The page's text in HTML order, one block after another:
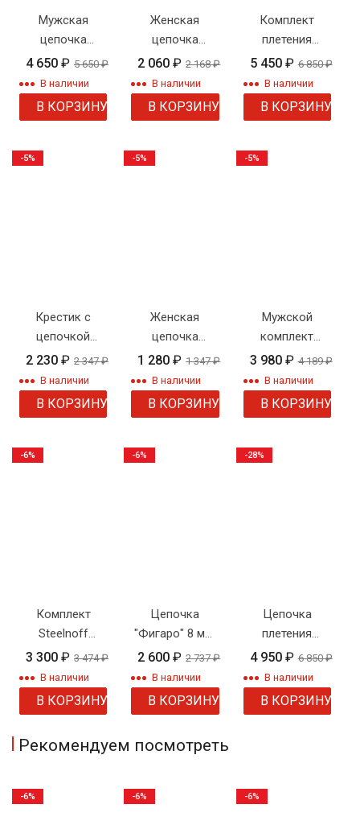
Мужская
цепочка
плетения
"Объемная
восьмерка"
4 650 ₽ 5 650₽
В наличии
В КОРЗИНУ
Женская
цепочка
"Колосок
модерн"
2 060₽ 2 168₽
В наличии
В КОРЗИНУ
Комплект
плетения
"Бисмарк" №6
5 450 ₽ 6 850₽
В наличии
В КОРЗИНУ
Крестик с
цепочкой
плетения
"Веревка"
2 230 ₽ 2 347₽
В наличии
В КОРЗИНУ
-5%
Женская
цепочка
плетения
"Серпантин"
1 280₽ 1 347₽
В наличии
В КОРЗИНУ
-5%
Мужской
комплект
плетение
якорное
двойное
3 980 ₽ 4 189₽
В наличии
В КОРЗИНУ
-5%
Комплект
Steelnoff
"Византия"
3 300 ₽ 3 474₽
В наличии
В КОРЗИНУ
-6%
Цепочка
"Фигаро" 8 мм.
родиевое
покрытие
2 600₽ 2 737₽
В наличии
В КОРЗИНУ
-6%
Цепочка
плетения
бисмарк 8 мм
4 950 ₽ 6 850₽
В наличии
В КОРЗИНУ
-28%
Рекомендуем посмотреть
-6% -6% -6%